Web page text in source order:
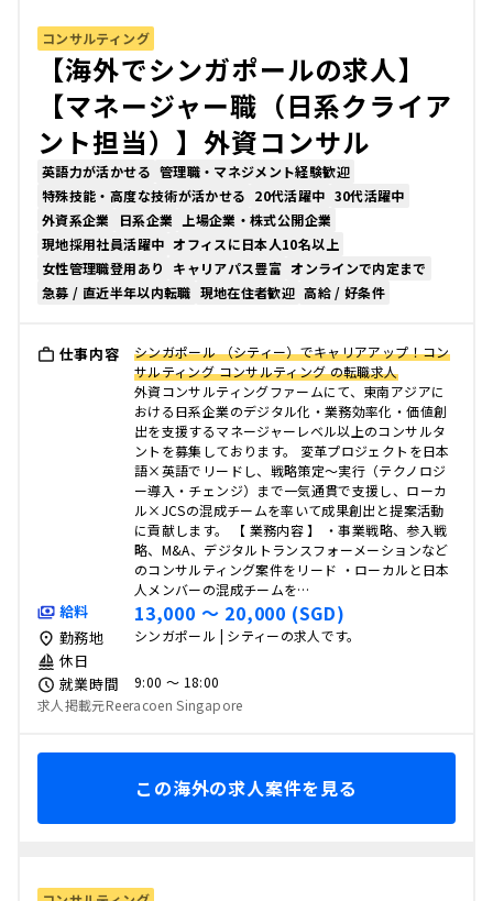
コンサルティング
【海外でシンガポールの求人】
【マネージャー職（日系クライア
ント担当）】外資コンサル
英語力が活かせる 管理職・マネジメント経験歓迎
特殊技能・高度な技術が活かせる 20代活躍中 30代活躍中
外資系企業
日系企業
上場企業・株式公開企業
現地採用社員活躍中 オフィスに日本人10名以上
女性管理職登用あり
キャリアパス豊富 オンラインで内定まで
急募 / 直近半年以内転職 現地在住者歓迎 高給 / 好条件
仕事内容
シンガポール （シティー）でキャリアアップ！コン
サルティング コンサルティング の転職求人
外資コンサルティングファームにて、東南アジアに
おける日系企業のデジタル化・業務効率化・価値創
出を支援するマネージャーレベル以上のコンサルタ
ントを募集しております。 変革プロジェクトを日本
語×英語でリードし、戦略策定〜実行（テクノロジ
ー導入・チェンジ）まで一気通貫で支援し、ローカ
ル×JCSの混成チームを率いて成果創出と提案活動
に貢献します。 【 業務内容 】 ・事業戦略、参入戦
略、M&A、デジタルトランスフォーメーションなど
のコンサルティング案件をリード ・ローカルと日本
人メンバーの混成チームを…
給料 13,000 〜 20,000 (SGD)
勤務地 シンガポール | シティーの求人です。
休日
就業時間
9:00 〜 18:00
求人掲載元Reeracoen Singapore
この海外の求人案件を見る